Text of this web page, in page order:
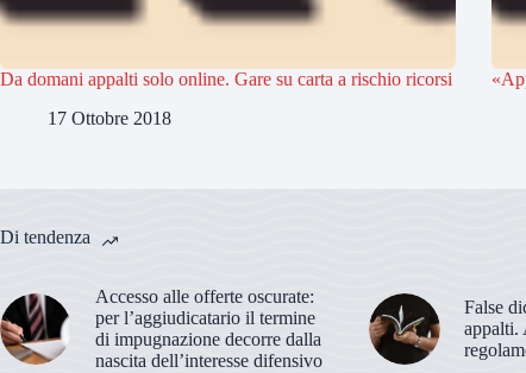
Da domani appalti solo online. Gare su carta a rischio ricorsi
17 Ottobre 2018
Di tendenza
Accesso alle offerte oscurate:
per l’aggiudicatario il termine
di impugnazione decorre dalla
nascita dell’interesse difensivo
False
appalti.